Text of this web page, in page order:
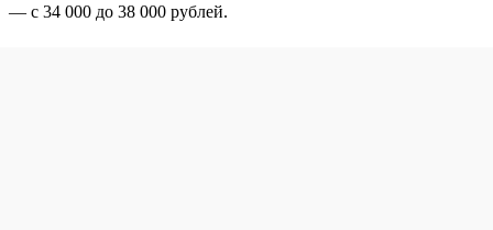
— с 34 000 до 38 000 рублей.